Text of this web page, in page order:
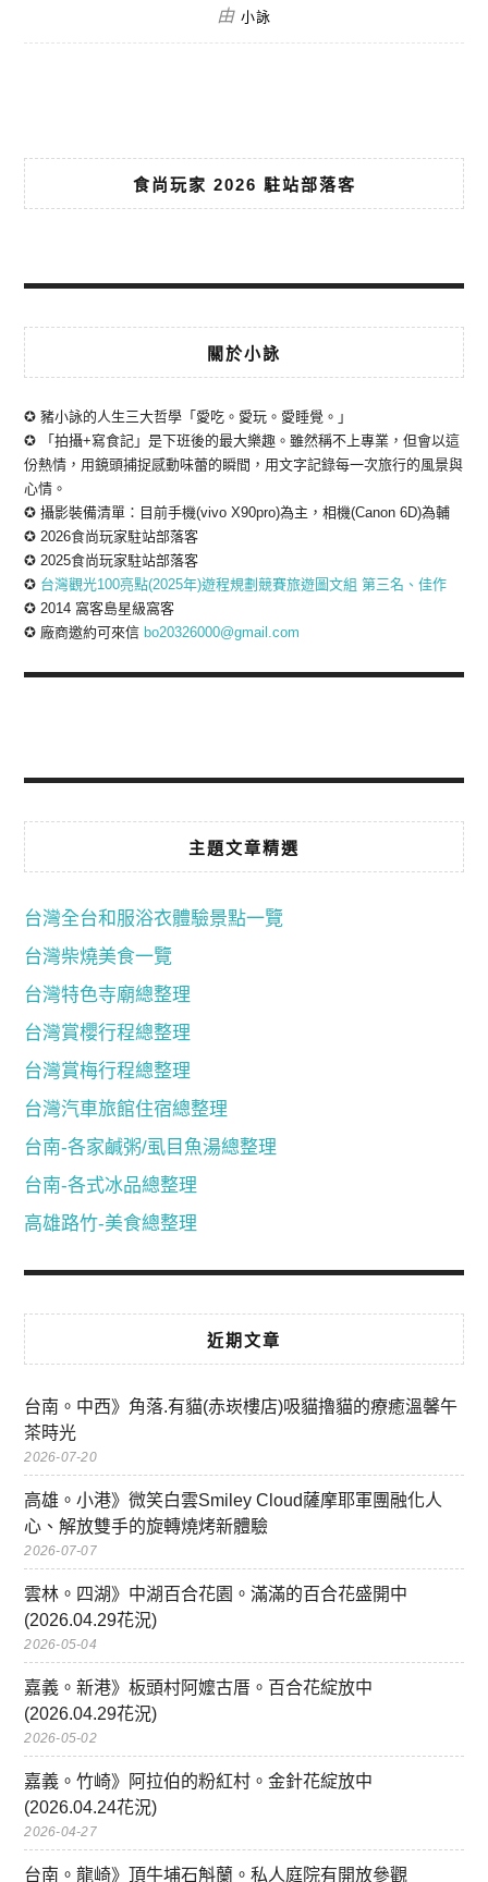
由 小詠
食尚玩家 2026 駐站部落客
關於小詠
✪ 豬小詠的人生三大哲學「愛吃。愛玩。愛睡覺。」
✪ 「拍攝+寫食記」是下班後的最大樂趣。雖然稱不上專業，但會以這
份熱情，用鏡頭捕捉感動味蕾的瞬間，用文字記錄每一次旅行的風景與
心情。
✪ 攝影裝備清單：目前手機(vivo X90pro)為主，相機(Canon 6D)為輔
✪ 2026食尚玩家駐站部落客
✪ 2025食尚玩家駐站部落客
✪ 台灣觀光100亮點(2025年)遊程規劃競賽旅遊圖文組 第三名、佳作
✪ 2014 窩客島星級窩客
✪ 廠商邀約可來信 bo20326000@gmail.com
主題文章精選
台灣全台和服浴衣體驗景點一覽
台灣柴燒美食一覽
台灣特色寺廟總整理
台灣賞櫻行程總整理
台灣賞梅行程總整理
台灣汽車旅館住宿總整理
台南-各家鹹粥/虱目魚湯總整理
台南-各式冰品總整理
高雄路竹-美食總整理
近期文章
台南。中西》角落.有貓(赤崁樓店)吸貓擼貓的療癒溫馨午
茶時光
2026-07-20
高雄。小港》微笑白雲Smiley Cloud薩摩耶軍團融化人
心、解放雙手的旋轉燒烤新體驗
2026-07-07
雲林。四湖》中湖百合花園。滿滿的百合花盛開中
(2026.04.29花況)
2026-05-04
嘉義。新港》板頭村阿嬤古厝。百合花綻放中
(2026.04.29花況)
2026-05-02
嘉義。竹崎》阿拉伯的粉紅村。金針花綻放中
(2026.04.24花況)
2026-04-27
台南。龍崎》頂牛埔石斛蘭。私人庭院有開放參觀